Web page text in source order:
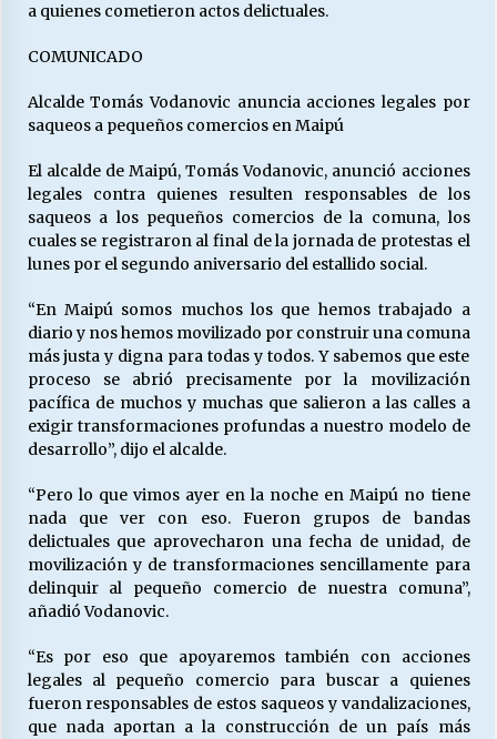
cuestión social hoy”.
16/05/2026
S.O.S. a los ricos, Save Our Souls (Salvar
Nuestras Almas)
¿Asesores con doble sueldo?
18/04/2026
Chile y sus segmentos de la riqueza
a quienes cometieron actos delictuales.
COMUNICADO
Alcalde Tomás Vodanovic anuncia acciones legales por
saqueos a pequeños comercios en Maipú
El alcalde de Maipú, Tomás Vodanovic, anunció acciones
legales contra quienes resulten responsables de los
saqueos a los pequeños comercios de la comuna, los
cuales se registraron al final de la jornada de protestas el
lunes por el segundo aniversario del estallido social.
“En Maipú somos muchos los que hemos trabajado a
diario y nos hemos movilizado por construir una comuna
más justa y digna para todas y todos. Y sabemos que este
proceso se abrió precisamente por la movilización
pacífica de muchos y muchas que salieron a las calles a
exigir transformaciones profundas a nuestro modelo de
desarrollo”, dijo el alcalde.
“Pero lo que vimos ayer en la noche en Maipú no tiene
nada que ver con eso. Fueron grupos de bandas
delictuales que aprovecharon una fecha de unidad, de
movilización y de transformaciones sencillamente para
delinquir al pequeño comercio de nuestra comuna”,
añadió Vodanovic.
“Es por eso que apoyaremos también con acciones
legales al pequeño comercio para buscar a quienes
fueron responsables de estos saqueos y vandalizaciones,
que nada aportan a la construcción de un país más